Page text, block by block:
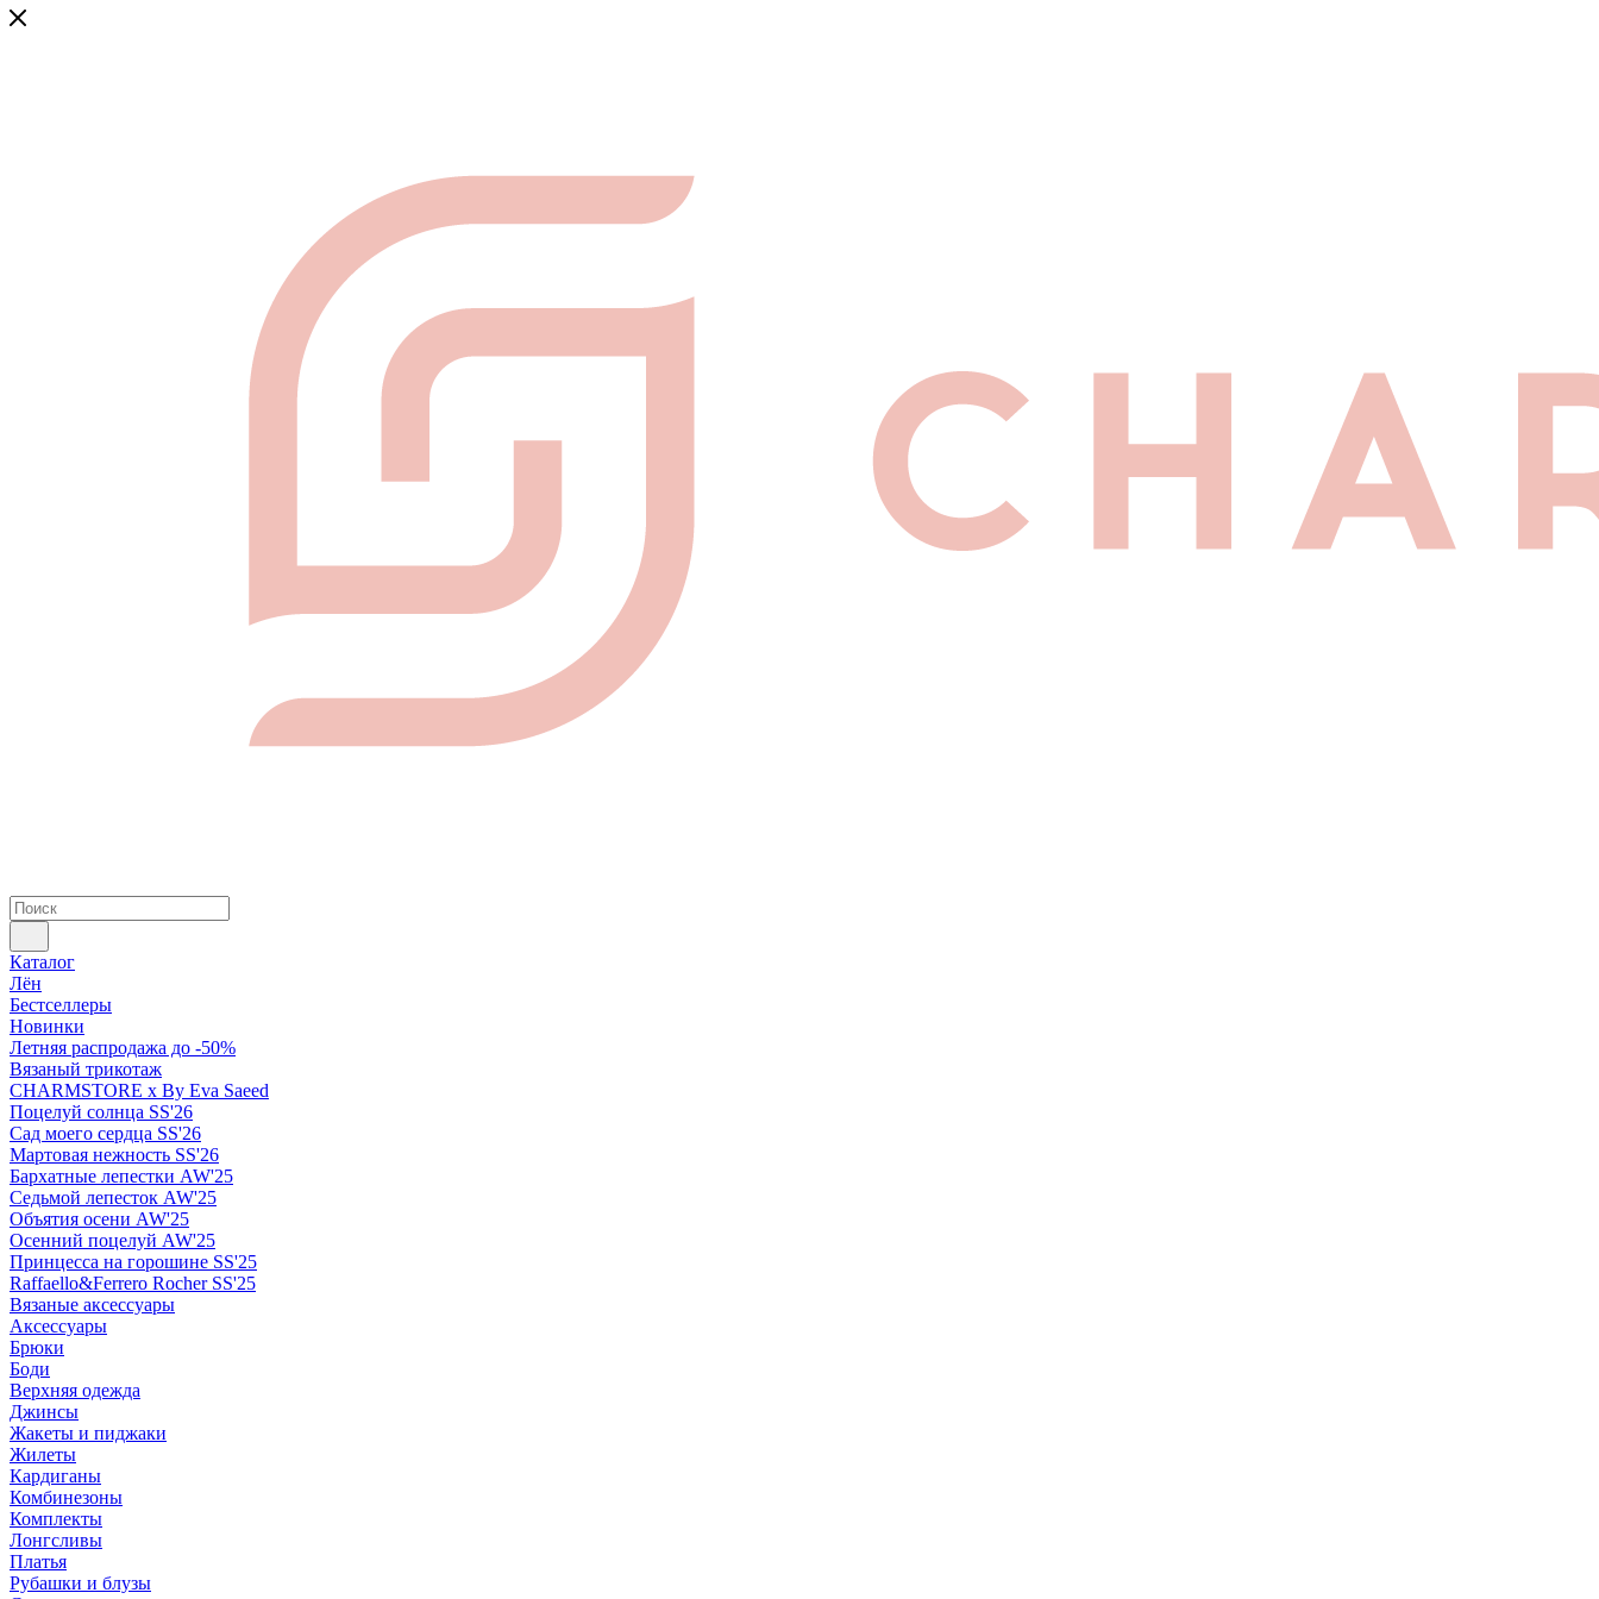
Каталог
Лён
Бестселлеры
Новинки
Летняя распродажа до -50%
Вязаный трикотаж
CHARMSTORE х By Eva Saeed
Поцелуй солнца SS'26
Сад моего сердца SS'26
Мартовая нежность SS'26
Бархатные лепестки AW'25
Седьмой лепесток AW'25
Объятия осени AW'25
Осенний поцелуй AW'25
Принцесса на горошине SS'25
Raffaello&Ferrero Rocher SS'25
Вязаные аксессуары
Аксессуары
Брюки
Боди
Верхняя одежда
Джинсы
Жакеты и пиджаки
Жилеты
Кардиганы
Комбинезоны
Комплекты
Лонгсливы
Платья
Рубашки и блузы